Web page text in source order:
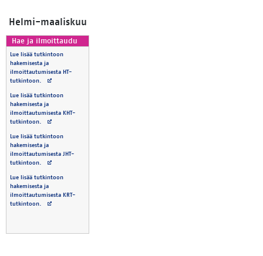
Hel­mi-maa­lis­kuu
Hae ja il­moit­tau­du
Lue lisää tutkintoon
hakemisesta ja
ilmoittautumisesta HT-
tutkintoon. Avautuu uuteen välilehteen
Lue lisää tutkintoon
hakemisesta ja
ilmoittautumisesta KHT-
tutkintoon. Avautuu uuteen välilehteen
Lue lisää tutkintoon
hakemisesta ja
ilmoittautumisesta JHT-
tutkintoon. Avautuu uuteen välilehteen
Lue lisää tutkintoon
hakemisesta ja
ilmoittautumisesta KRT-
tutkintoon. Avautuu uuteen välilehteen